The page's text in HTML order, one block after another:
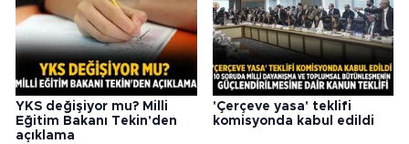
YKS değişiyor mu? Milli
Eğitim Bakanı Tekin'den
açıklama
'Çerçeve yasa' teklifi
komisyonda kabul edildi